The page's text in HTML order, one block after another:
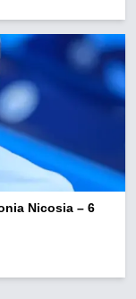
Nicosia – 6